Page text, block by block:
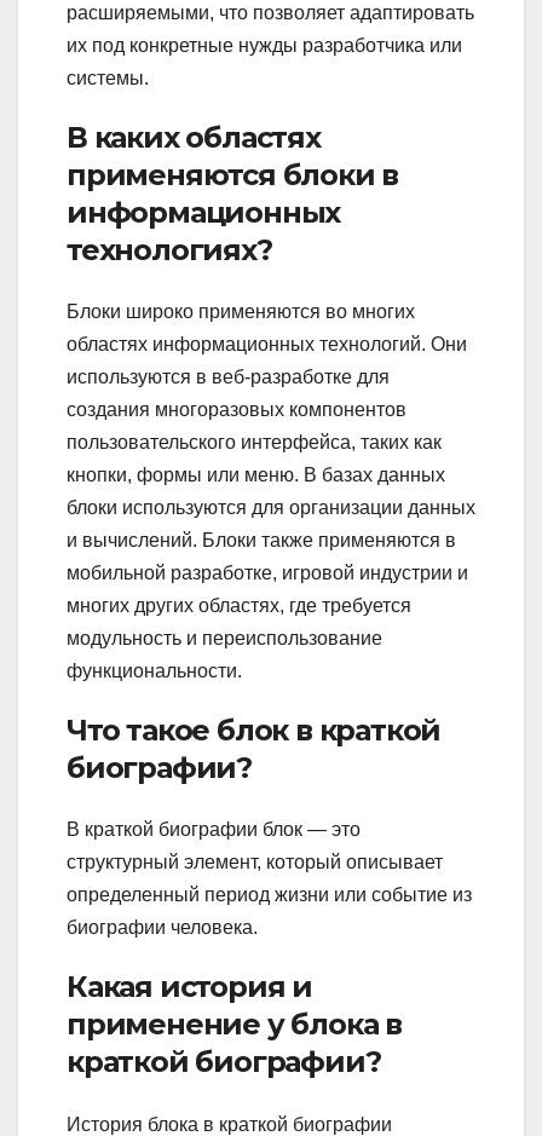
расширяемыми, что позволяет адаптировать
их под конкретные нужды разработчика или
системы.
В каких областях
применяются блоки в
информационных
технологиях?
Блоки широко применяются во многих
областях информационных технологий. Они
используются в веб-разработке для
создания многоразовых компонентов
пользовательского интерфейса, таких как
кнопки, формы или меню. В базах данных
блоки используются для организации данных
и вычислений. Блоки также применяются в
мобильной разработке, игровой индустрии и
многих других областях, где требуется
модульность и переиспользование
функциональности.
Что такое блок в краткой
биографии?
В краткой биографии блок — это
структурный элемент, который описывает
определенный период жизни или событие из
биографии человека.
Какая история и
применение у блока в
краткой биографии?
История блока в краткой биографии